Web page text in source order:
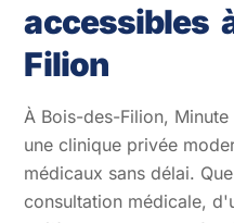
accessibles
Filion
À Bois-des-Filion,
une clinique privée
médicaux sans délai.
consultation médicale,